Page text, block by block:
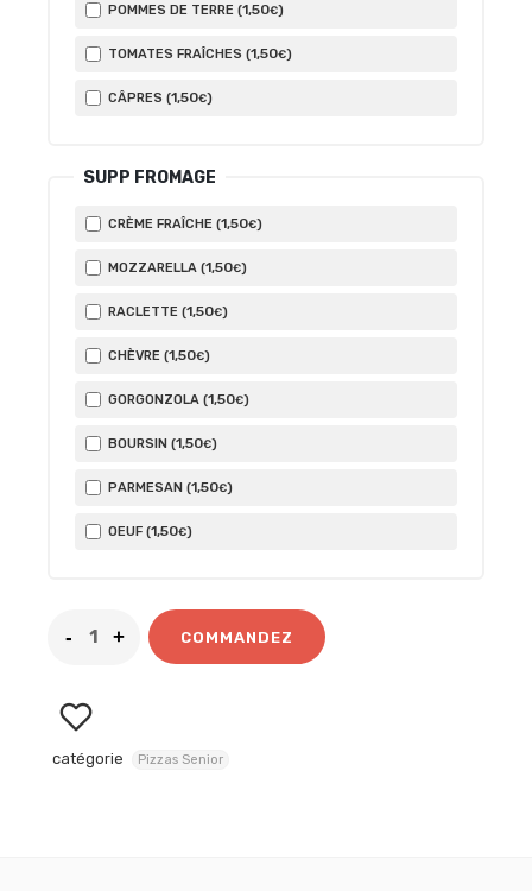
POMMES DE TERRE (1,50€)
TOMATES FRAÎCHES (1,50€)
CÂPRES (1,50€)
SUPP FROMAGE
CRÈME FRAÎCHE (1,50€)
MOZZARELLA (1,50€)
RACLETTE (1,50€)
CHÈVRE (1,50€)
GORGONZOLA (1,50€)
BOURSIN (1,50€)
PARMESAN (1,50€)
OEUF (1,50€)
COMMANDEZ
catégorie Pizzas Senior